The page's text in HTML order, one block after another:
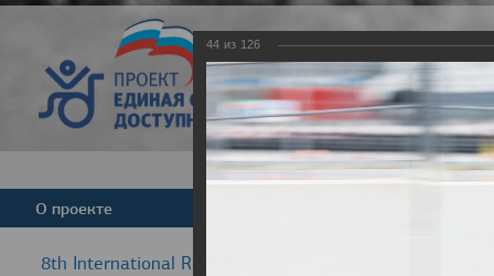
Версия для
О проекте
8th International Rezept-Sport Wheelchair Half
44 из 126